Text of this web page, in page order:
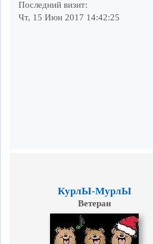
Последний визит:
Чт, 15 Июн 2017 14:42:25
КурлЫ-МурлЫ
Ветеран